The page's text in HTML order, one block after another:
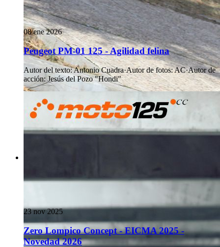
08 ene 2026
Peugeot PM-01 125 - Agilidad felina
Autor del texto:Antonio Cuadra·Autor de fotos:AC·Autor de
acción: Jesús del Pozo "Hondi"
23 nov 2025
Zero Lompico Concept - EICMA 2025 -
Novedad 2026